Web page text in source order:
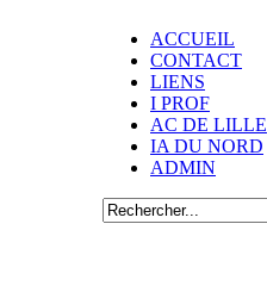
ACCUEIL
CONTACT
LIENS
I PROF
AC DE LILLE
IA DU NORD
ADMIN